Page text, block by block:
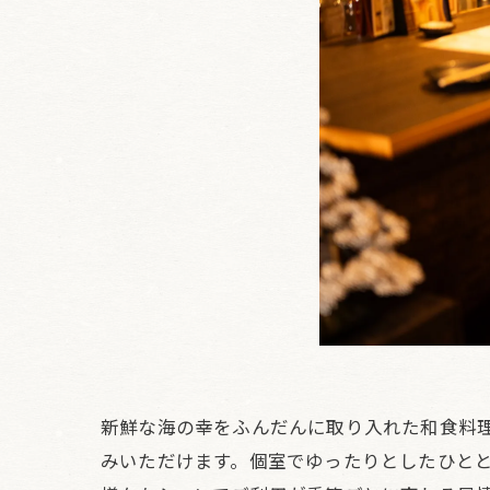
新鮮な海の幸をふんだんに取り入れた和食料
みいただけます。個室でゆったりとしたひと